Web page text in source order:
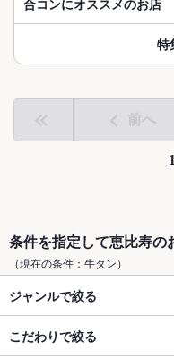
特
前へ
条件を指定して恵比寿の
（現在の条件：牛タン）
ジャンルで絞る
こだわりで絞る